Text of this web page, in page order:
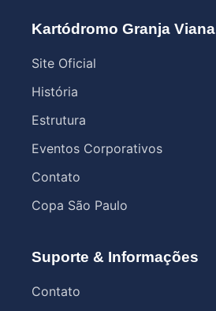
Kartódromo Granja Viana
Site Oficial
História
Estrutura
Eventos Corporativos
Contato
Copa São Paulo
Suporte & Informações
Contato